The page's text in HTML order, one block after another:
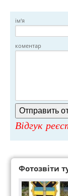
ім'я
коментар
Відгук
Фотозвіти